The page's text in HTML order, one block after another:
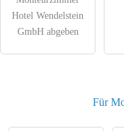
Besucher sichtbar
Klicken Sie hier um
Monteurzimmer-Eintrag
Hotel Wendelstein
GmbH abgeben
Für